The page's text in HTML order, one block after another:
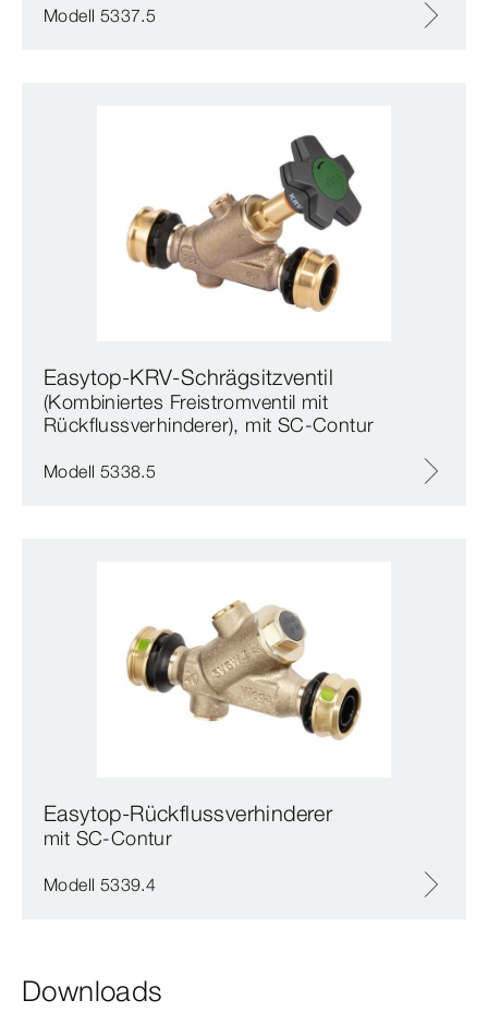
Modell 5337.5
Easytop-KRV-Schrägsitzventil
(Kombiniertes Freistromventil mit
Rückflussverhinderer), mit SC‑Contur
Modell 5338.5
Easytop-Rückflussverhinderer
mit SC‑Contur
Modell 5339.4
Downloads